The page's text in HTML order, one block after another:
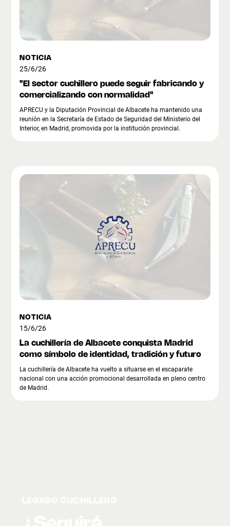
NOTICIA
25/6/26
"El sector cuchillero puede seguir fabricando y
comercializando con normalidad"
APRECU y la Diputación Provincial de Albacete ha mantenido una
reunión en la Secretaría de Estado de Seguridad del Ministerio del
Interior, en Madrid, promovida por la institución provincial.
NOTICIA
15/6/26
La cuchillería de Albacete conquista Madrid
como símbolo de identidad, tradición y futuro
La cuchillería de Albacete ha vuelto a situarse en el escaparate
nacional con una acción promocional desarrollada en pleno centro
de Madrid.